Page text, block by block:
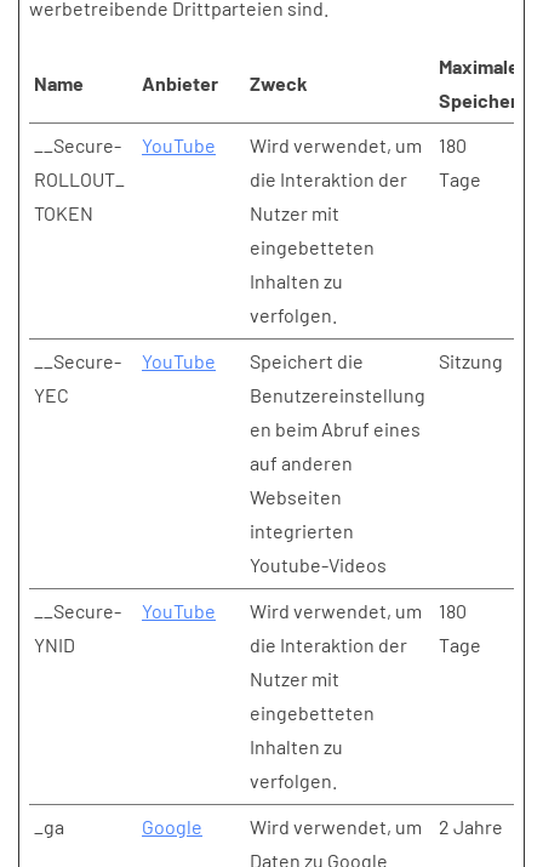
werbetreibende Drittparteien sind.
Name Anbieter Zweck
Maximale
__Secure-
ROLLOUT_
TOKEN
YouTube
Wird verwendet, um
die Interaktion der
Nutzer mit
eingebetteten
Inhalten zu
verfolgen.
180
Tage
__Secure-
YEC
YouTube
Speichert die
Benutzereinstellung
en beim Abruf eines
auf anderen
Webseiten
integrierten
Youtube-Videos
Sitzung
__Secure-
YNID
YouTube
Wird verwendet, um
die Interaktion der
Nutzer mit
eingebetteten
Inhalten zu
verfolgen.
180
Tage
_ga Google
Wird verwendet, um
Daten zu Google
2 Jahre